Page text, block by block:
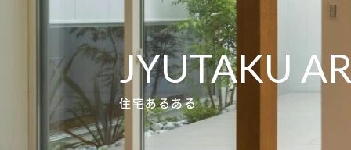
JYUTAKU
住宅あるある